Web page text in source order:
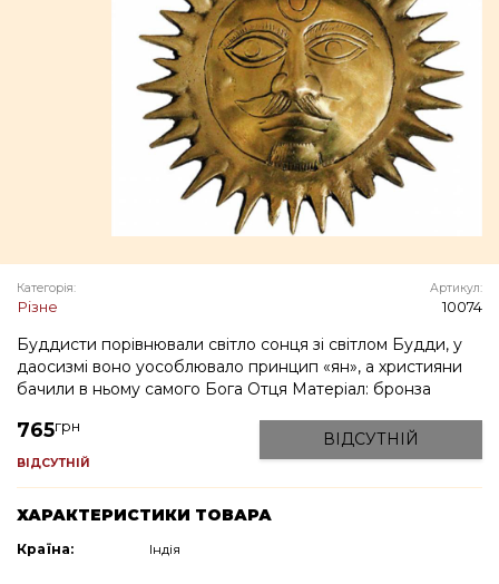
Категорія:
Різне
Артикул:
10074
Буддисти порівнювали світло сонця зі світлом Будди, у
даосизмі воно уособлювало принцип «ян», а християни
бачили в ньому самого Бога Отця Матеріал: бронза
765грн
ВІДСУТНІЙ
ВІДСУТНІЙ
ХАРАКТЕРИСТИКИ ТОВАРА
Країна: Індія